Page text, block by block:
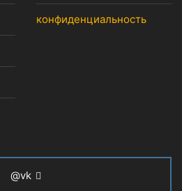
конфиденциальность
@vk